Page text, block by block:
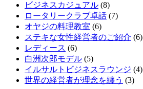
ビジネスカジュアル (8)
ロータリークラブ卓話 (7)
オヤジの料理教室 (6)
ステキな女性経営者のご紹介 (6)
レディース (6)
白洲次郎モデル (5)
イルサルトビジネスラウンジ (4)
世界の経営者が理念を纏う (3)